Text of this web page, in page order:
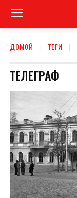
ДОМОЙ ТЕГИ
ТЕЛЕГРАФ